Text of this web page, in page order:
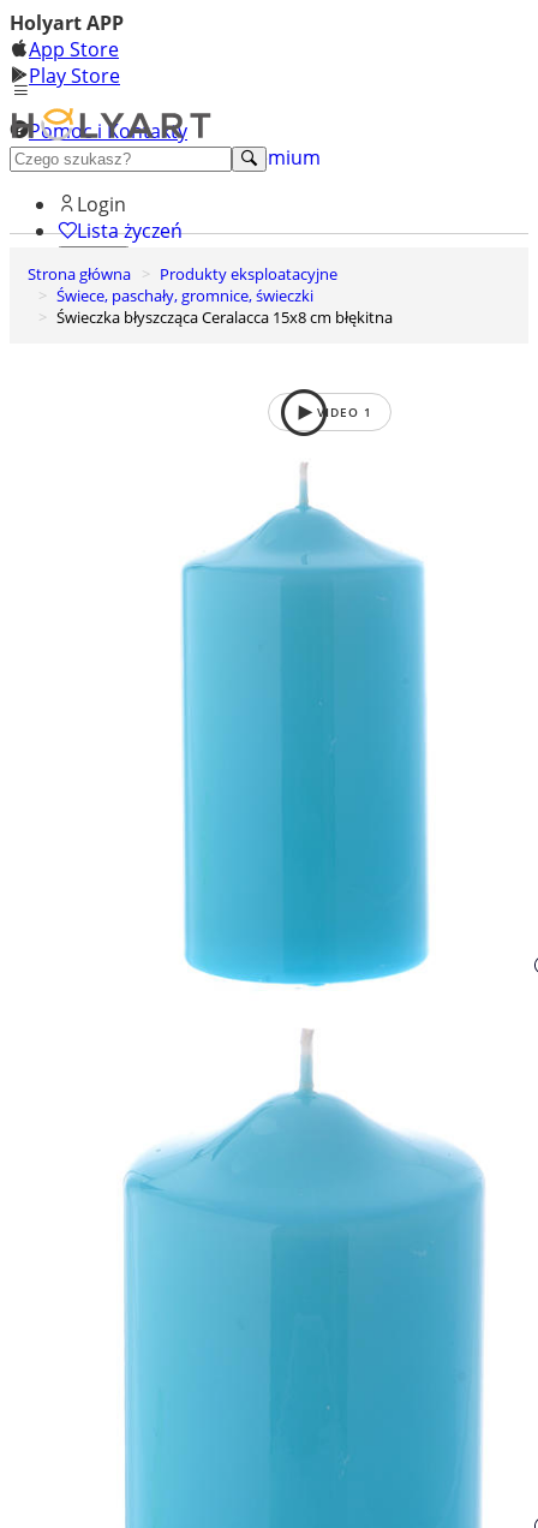
Holyart APP
App Store
Play Store
Pomoc i Kontakty
+48 222 922 860
Odkryj premium
Login
Lista życzeń
0
Koszyk
Strona główna
Produkty eksploatacyjne
Świece, paschały, gromnice, świeczki
Świeczka błyszcząca Ceralacca 15x8 cm błękitna
VIDEO 1